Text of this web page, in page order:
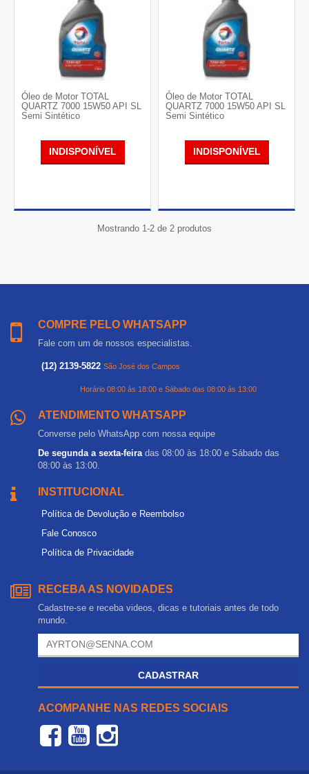
Óleo de Motor TOTAL
QUARTZ 7000 15W50 API SL
Semi Sintético
INDISPONÍVEL
Óleo de Motor TOTAL
QUARTZ 7000 15W50 API SL
Semi Sintético
INDISPONÍVEL
Mostrando 1-2 de 2 produtos
COMPRE PELO WHATSAPP
Fale com um de nossos especialistas.
(12) 2139-5822 São José dos Campos
Horário 08:00 às 18:00 e Sábado das 08:00 às 13:00
ATENDIMENTO WHATSAPP
Converse pelo WhatsApp com nossa equipe
De segunda a sexta-feira das 08:00 às 18:00 e Sábado das
08:00 às 13:00.
INSTITUCIONAL
Política de Devolução e Reembolso
Fale Conosco
Política de Privacidade
RECEBA AS NOVIDADES
Cadastre-se e receba videos, dicas e tutoriais antes de todo
mundo.
CADASTRAR
ACOMPANHE NAS REDES SOCIAIS